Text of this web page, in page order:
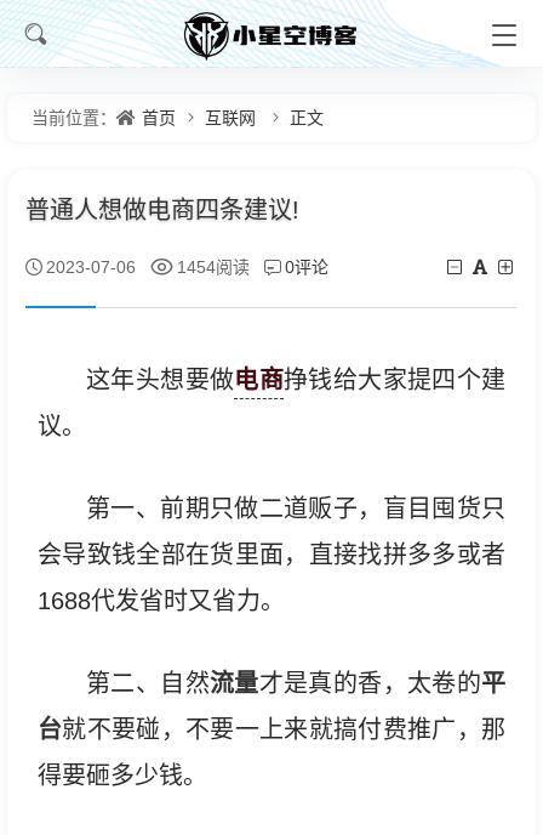
当前位置： 首页 互联网 正文
普通人想做电商四条建议!
2023-07-06 1454阅读 0评论
这年头想要做电商挣钱给大家提四个建
议。
第一、前期只做二道贩子，盲目囤货只
会导致钱全部在货里面，直接找拼多多或者
1688代发省时又省力。
第二、自然流量才是真的香，太卷的平
台就不要碰，不要一上来就搞付费推广，那
得要砸多少钱。